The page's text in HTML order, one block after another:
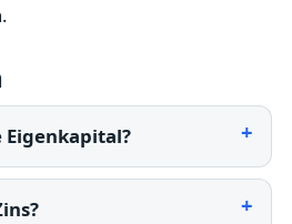
Eigenkapital?